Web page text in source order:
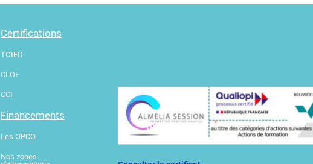
Certifications
TOIEC
CLOE
CCI
Financements
Les OPCO
Nos zones